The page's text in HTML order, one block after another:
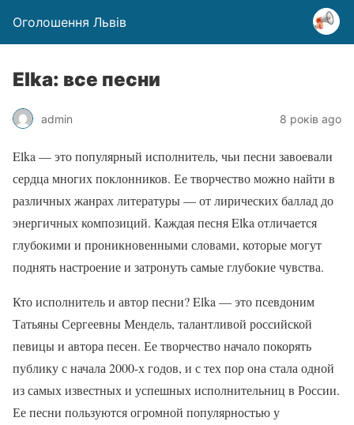
Оголошення Львів
Elka: все песни
admin 8 років ago
Elka — это популярный исполнитель, чьи песни завоевали
сердца многих поклонников. Ее творчество можно найти в
различных жанрах литературы — от лирических баллад до
энергичных композиций. Каждая песня Elka отличается
глубокими и проникновенными словами, которые могут
поднять настроение и затронуть самые глубокие чувства.
Кто исполнитель и автор песни? Elka — это псевдоним
Татьяны Сергеевны Мендель, талантливой российской
певицы и автора песен. Ее творчество начало покорять
публику с начала 2000-х годов, и с тех пор она стала одной
из самых известных и успешных исполнительниц в России.
Ее песни пользуются огромной популярностью у